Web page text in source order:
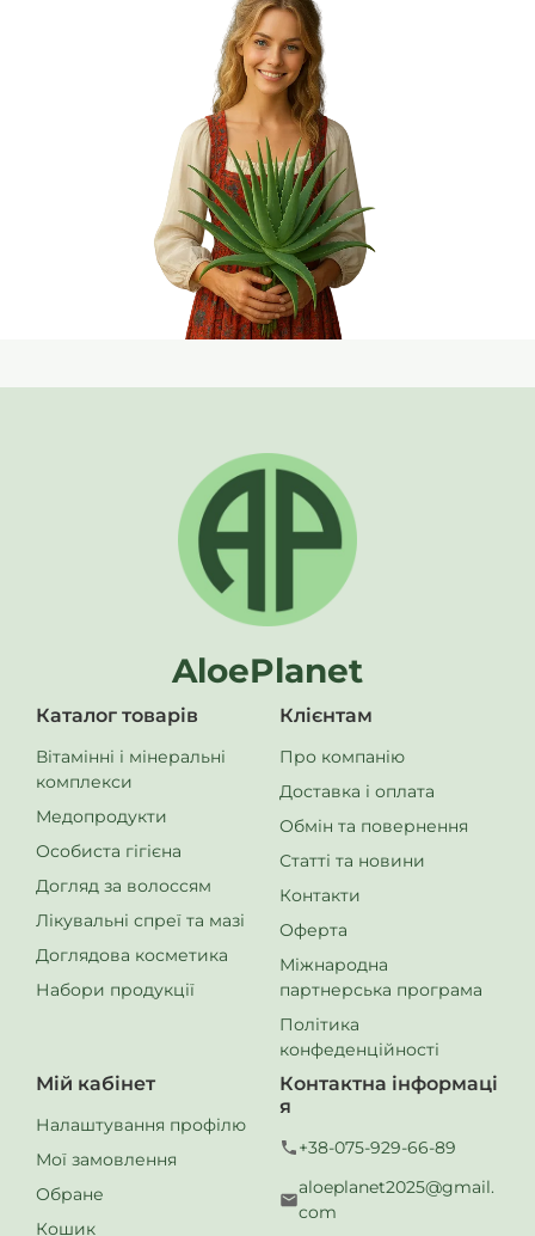
Підтримку серця та судин— здоровий кровообіг та
еластичність судин.
Антиоксидантний захист— захист клітин від
окисного стресу та вільних радикалів.
Натуральні компоненти працюють разом, створюючи
довготривалий ефект. Це не тимчасове підняття тонусу, а
щоденна підтримка організму на клітинному рівні.
Продукти для підтримки чоловічого здоров'я
Комплекс для щоденної підтримки
енергії та тонусу. Містить вітаміни, мінерали та рослинні
Натуральний продукт на основі кореня маки з
додатковими мінералами та вітамінами. Сприяє
гормональному балансу, покращує лібідо, фізичну
витривалість та загальне самопочуття. Ідеальний для
активних чоловіків, які потребують додаткової підтримки під
час стресів і високих навантажень.
стимулюють вироблення оксиду азоту. Це покращує
кровообіг, підтримує еластичність судин і сприяє здоров’ю
серцево-судинної системи. Арджі Плюс допомагає
активного способу життя.
Амінокислоти та білкові компоненти
для підтримки м’язової маси та відновлення після
тренувань. Допомагає підтримувати енергетичний тонус,
забезпечує правильний обмін речовин і сприяє
довгостроковій підтримці фізичної сили.
Щоденна підтримка чоловічого здоров’я
Регулярний прийом цих продуктів дозволяє чоловічому
організму:
Зберігати високий рівень енергії та витривалості
Підтримувати репродуктивну систему та
Піклуватися про серце та судини
Натуральні інгредієнти працюють синергічно,
AloePlanet
Каталог товарів
Вітамінні і мінеральні
комплекси
Медопродукти
Особиста гігієна
Догляд за волоссям
Лікувальні спреї та мазі
Доглядова косметика
Набори продукції
Клієнтам
Про компанію
Доставка і оплата
Обмін та повернення
Статті та новини
Контакти
Оферта
Міжнародна
партнерська програма
Політика
конфеденційності
Мій кабінет
Налаштування профілю
Мої замовлення
Обране
Кошик
Контактна інформаці
я
+38-075-929-66-89
aloeplanet2025@gmail.
com